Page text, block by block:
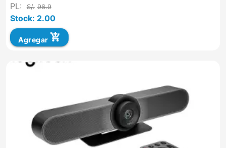
PL:
S/. 96.9
Stock: 2.00
Agregar add_shopping_cart